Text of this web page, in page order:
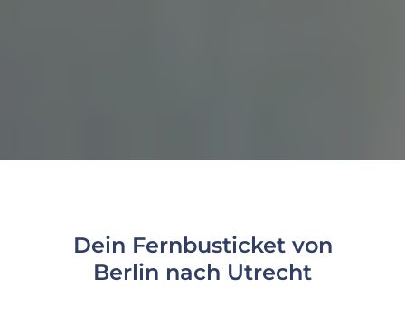
Dein Fernbusticket von
Berlin nach Utrecht